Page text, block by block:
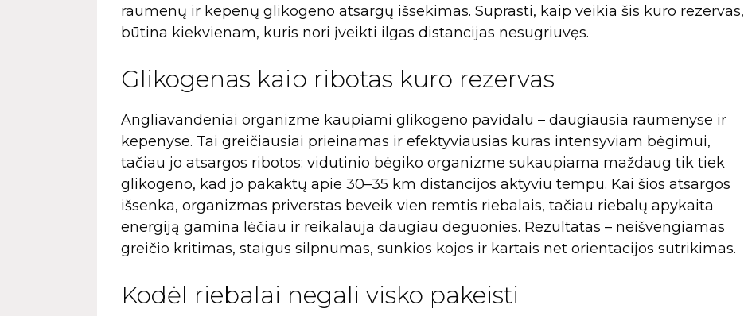
raumenų ir kepenų glikogeno atsargų išsekimas. Suprasti, kaip veikia šis kuro rezervas,
būtina kiekvienam, kuris nori įveikti ilgas distancijas nesugriuvęs.
Glikogenas kaip ribotas kuro rezervas
Angliavandeniai organizme kaupiami glikogeno pavidalu – daugiausia raumenyse ir
kepenyse. Tai greičiausiai prieinamas ir efektyviausias kuras intensyviam bėgimui,
tačiau jo atsargos ribotos: vidutinio bėgiko organizme sukaupiama maždaug tik tiek
glikogeno, kad jo pakaktų apie 30–35 km distancijos aktyviu tempu. Kai šios atsargos
išsenka, organizmas priverstas beveik vien remtis riebalais, tačiau riebalų apykaita
energiją gamina lėčiau ir reikalauja daugiau deguonies. Rezultatas – neišvengiamas
greičio kritimas, staigus silpnumas, sunkios kojos ir kartais net orientacijos sutrikimas.
Kodėl riebalai negali visko pakeisti